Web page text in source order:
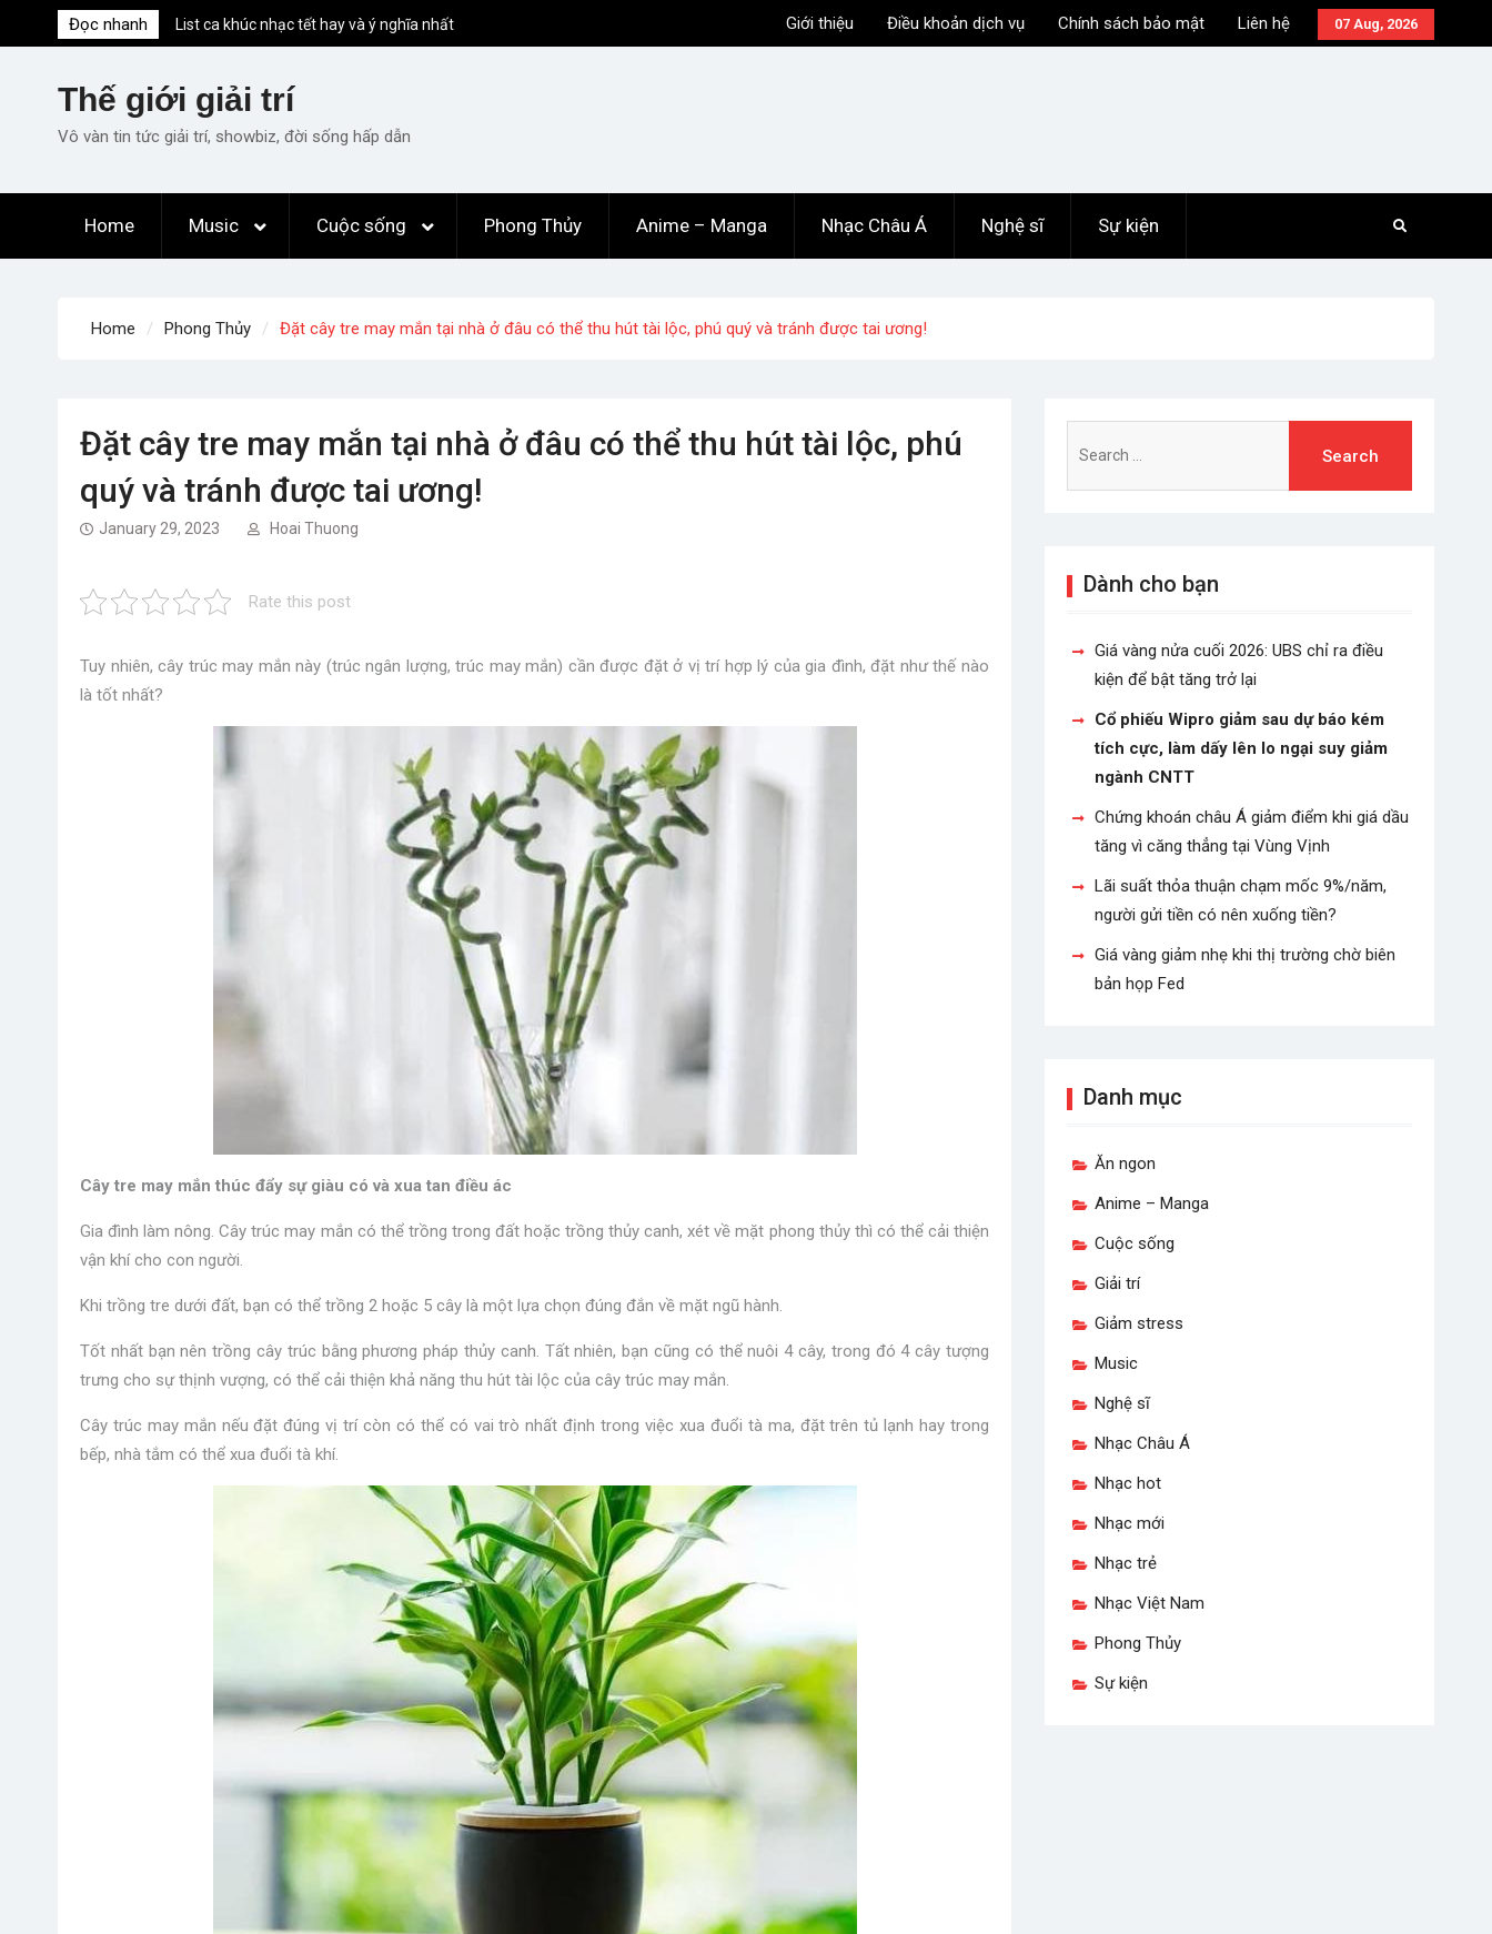
to
07 Aug, 2026
Giới thiệu Điều khoản dịch vụ Chính sách bảo mật Liên hệ
Đọc nhanh
List ca khúc nhạc tết hay và ý nghĩa nhất
mỗi dịp xuân về
comeback “ngoạn mục” với triệu view
Những ca khúc nhạc xuân “sặc mùi” quảng
Lời bài hát Chúng Ta của Hiện Tại – Sơn
Tùng M-TP – Full lyrics bản chuẩn
Thế giới giải trí
Vô vàn tin tức giải trí, showbiz, đời sống hấp dẫn
Home Music Cuộc sống Phong Thủy Anime – Manga Nhạc Châu Á Nghệ sĩ Sự kiện
Home Phong Thủy Đặt cây tre may mắn tại nhà ở đâu có thể thu hút tài lộc, phú quý và tránh được tai ương!
Đặt cây tre may mắn tại nhà ở đâu có thể thu hút tài lộc, phú
quý và tránh được tai ương!
January 29, 2023 Hoai Thuong
Rate this post
Tuy nhiên, cây trúc may mắn này (trúc ngân lượng, trúc may mắn) cần được đặt ở vị trí hợp lý của gia đình, đặt như thế nào
là tốt nhất?
Cây tre may mắn thúc đẩy sự giàu có và xua tan điều ác
Gia đình làm nông. Cây trúc may mắn có thể trồng trong đất hoặc trồng thủy canh, xét về mặt phong thủy thì có thể cải thiện
vận khí cho con người.
Khi trồng tre dưới đất, bạn có thể trồng 2 hoặc 5 cây là một lựa chọn đúng đắn về mặt ngũ hành.
Tốt nhất bạn nên trồng cây trúc bằng phương pháp thủy canh. Tất nhiên, bạn cũng có thể nuôi 4 cây, trong đó 4 cây tượng
trưng cho sự thịnh vượng, có thể cải thiện khả năng thu hút tài lộc của cây trúc may mắn.
Cây trúc may mắn nếu đặt đúng vị trí còn có thể có vai trò nhất định trong việc xua đuổi tà ma, đặt trên tủ lạnh hay trong
bếp, nhà tắm có thể xua đuổi tà khí.
for:
Dành cho bạn
Giá vàng nửa cuối 2026: UBS chỉ ra điều
kiện để bật tăng trở lại
Cổ phiếu Wipro giảm sau dự báo kém
tích cực, làm dấy lên lo ngại suy giảm
ngành CNTT
Chứng khoán châu Á giảm điểm khi giá dầu
tăng vì căng thẳng tại Vùng Vịnh
Lãi suất thỏa thuận chạm mốc 9%/năm,
người gửi tiền có nên xuống tiền?
Giá vàng giảm nhẹ khi thị trường chờ biên
bản họp Fed
Danh mục
Ăn ngon
Anime – Manga
Cuộc sống
Giải trí
Giảm stress
Music
Nghệ sĩ
Nhạc Châu Á
Nhạc hot
Nhạc mới
Nhạc trẻ
Nhạc Việt Nam
Phong Thủy
Sự kiện